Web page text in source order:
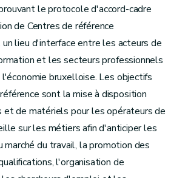
le protocole d'accord-cadre
de Centres de référence
lieu d'interface entre les acteurs de
et les secteurs professionnels
bruxelloise. Les objectifs
sont la mise à disposition
et de matériels pour les opérateurs de
sur les métiers afin d'anticiper les
marché du travail, la promotion des
l'organisation de